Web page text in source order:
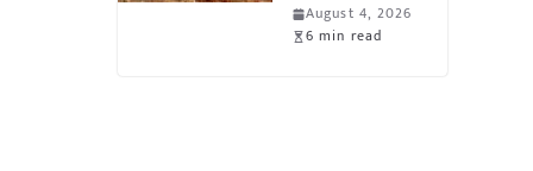
August 4, 2026
6 min read